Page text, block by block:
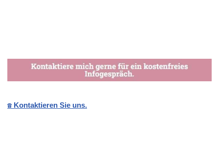
☎️ Kontaktieren Sie uns.